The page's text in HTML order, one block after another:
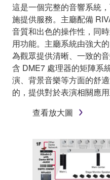
這是一個完整的音響系統
施提供服務。主廳配備
音質和出色的操作性，同
用功能。主廳系統由強大
為觀眾提供清晰、一致的
含 DME7 處理器的矩陣系
演、背景音樂等方面的舒
的，提供對於表演相關應
查看放大圖